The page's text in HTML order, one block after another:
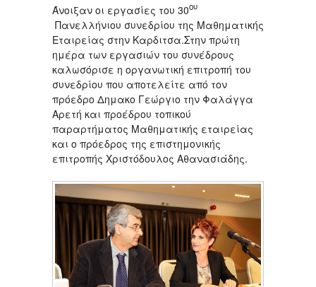
Άνοιξαν οι εργασίες του 30ου
Πανελλήνιου συνεδρίου της Μαθηματικής
Εταιρείας στην Καρδιτσα.Στην πρώτη
ημέρα των εργασιών του συνέδρους
καλωσόρισε η οργανωτική επιτροπή του
συνεδρίου που αποτελείτε από τον
πρόεδρο Δημακο Γεώργιο την Φαλάγγα
Αρετή και προέδρου τοπικού
παραρτήματος Μαθηματικής εταιρείας
και ο πρόεδρος της επιστημονικής
επιτροπής Χριστόδουλος Αθανασιάδης.